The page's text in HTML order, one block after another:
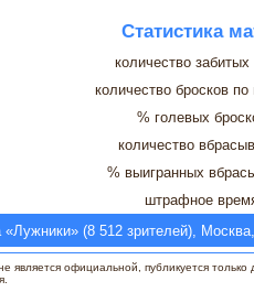
Статистика
количество
количество бросков по
% голевых
количество
% выигранных
штрафное
(8 512 зрителей),
официальной, публикуется только